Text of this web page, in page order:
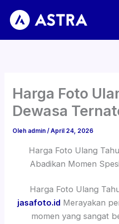
konten
Harga Foto
Dewasa
Oleh admin/April 24, 2026
Harga Foto Ulang
Abadikan Momen
Harga Foto Ulang
jasafoto.id Merayakan
momen yang sangat